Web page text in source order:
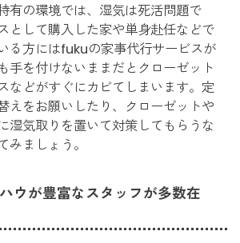
有の環境では、湿気は死活問題で
として購入した家や単身赴任などで
る方にはfukuの家事代行サービスが
手を付けないままだとクローゼット
などがすぐにカビてしまいます。定
えをお願いしたり、クローゼットや
湿気取りを置いて対策してもらうな
みましょう。
ウが豊富なスタッフが多数在